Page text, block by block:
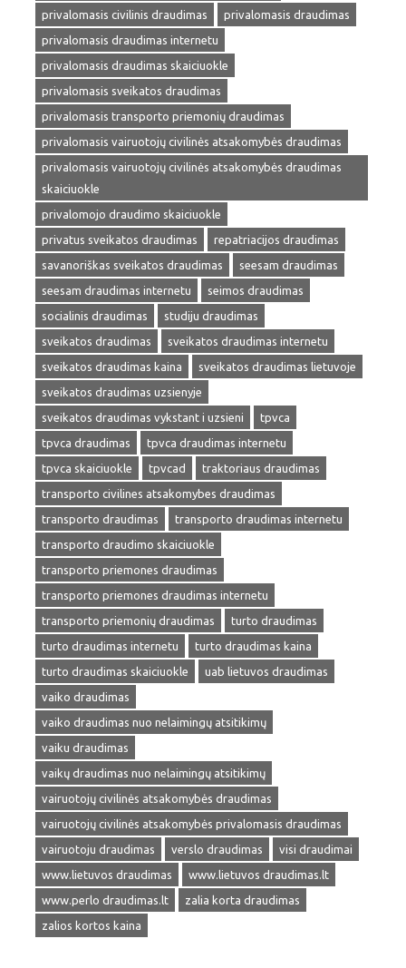
privalomasis civilinis draudimas
privalomasis draudimas
privalomasis draudimas internetu
privalomasis draudimas skaiciuokle
privalomasis sveikatos draudimas
privalomasis transporto priemonių draudimas
privalomasis vairuotojų civilinės atsakomybės draudimas
privalomasis vairuotojų civilinės atsakomybės draudimas
skaiciuokle
privalomojo draudimo skaiciuokle
privatus sveikatos draudimas
repatriacijos draudimas
savanoriškas sveikatos draudimas
seesam draudimas
seesam draudimas internetu
seimos draudimas
socialinis draudimas
studiju draudimas
sveikatos draudimas
sveikatos draudimas internetu
sveikatos draudimas kaina
sveikatos draudimas lietuvoje
sveikatos draudimas uzsienyje
sveikatos draudimas vykstant i uzsieni
tpvca
tpvca draudimas
tpvca draudimas internetu
tpvca skaiciuokle
tpvcad
traktoriaus draudimas
transporto civilines atsakomybes draudimas
transporto draudimas
transporto draudimas internetu
transporto draudimo skaiciuokle
transporto priemones draudimas
transporto priemones draudimas internetu
transporto priemonių draudimas
turto draudimas
turto draudimas internetu
turto draudimas kaina
turto draudimas skaiciuokle
uab lietuvos draudimas
vaiko draudimas
vaiko draudimas nuo nelaimingų atsitikimų
vaiku draudimas
vaikų draudimas nuo nelaimingų atsitikimų
vairuotojų civilinės atsakomybės draudimas
vairuotojų civilinės atsakomybės privalomasis draudimas
vairuotoju draudimas
verslo draudimas
visi draudimai
www.lietuvos draudimas
www.lietuvos draudimas.lt
www.perlo draudimas.lt
zalia korta draudimas
zalios kortos kaina